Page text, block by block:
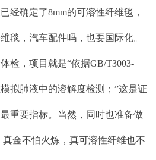
经确定了8mm的可溶性纤维毯，
毯，汽车配件吗，也要国际化。
检，项目就是“依据GB/T3003-
拟肺液中的溶解度检测；”这是证
重要指标。当然，同时也准备做
金不怕火炼，真可溶性纤维也不